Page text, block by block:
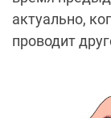
актуально,
проводит